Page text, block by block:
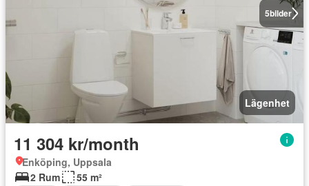
5bilder
Lägenhet
11 304 kr/month
Enköping, Uppsala
2 Rum
55 m²